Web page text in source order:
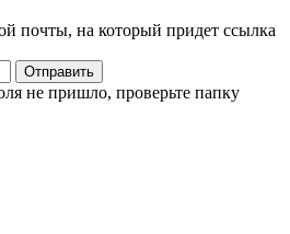
почты, на который придет ссылка
Отправить
не пришло, проверьте папку